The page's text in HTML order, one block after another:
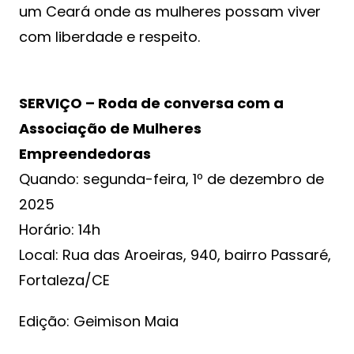
um Ceará onde as mulheres possam viver
com liberdade e respeito.
SERVIÇO – Roda de conversa com a
Associação de Mulheres
Empreendedoras
Quando: segunda-feira, 1º de dezembro de
2025
Horário: 14h
Local: Rua das Aroeiras, 940, bairro Passaré,
Fortaleza/CE
Edição: Geimison Maia